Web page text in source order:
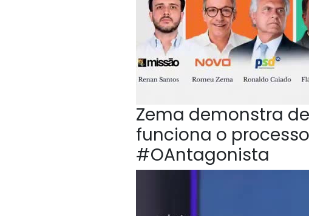
Zema demonstra
funciona o
#OAntagonista